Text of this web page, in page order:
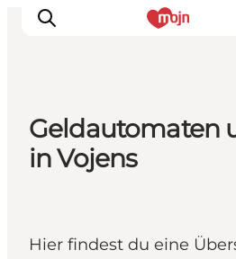
Erlebnisse
Städte und Regionen
Plane deine Reise
Geldautomaten
in Vojens
Hier findest du eine